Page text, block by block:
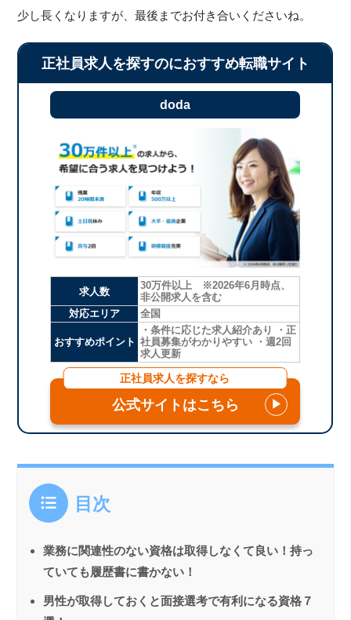
少し長くなりますが、最後までお付き合いくださいね。
正社員求人を探すのにおすすめ転職サイト
doda
求人数
30万件以上 ※2026年6月時点、
非公開求人を含む
対応エリア
全国
おすすめポイント
・条件に応じた求人紹介あり ・正
社員募集がわかりやすい ・週2回
求人更新
正社員求人を探すなら
公式サイトはこちら ▶
目次
業務に関連性のない資格は取得しなくて良い！持っ
ていても履歴書に書かない！
男性が取得しておくと面接選考で有利になる資格７